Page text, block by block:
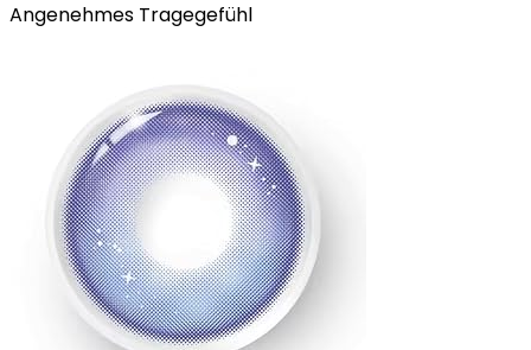
Angenehmes Tragegefühl